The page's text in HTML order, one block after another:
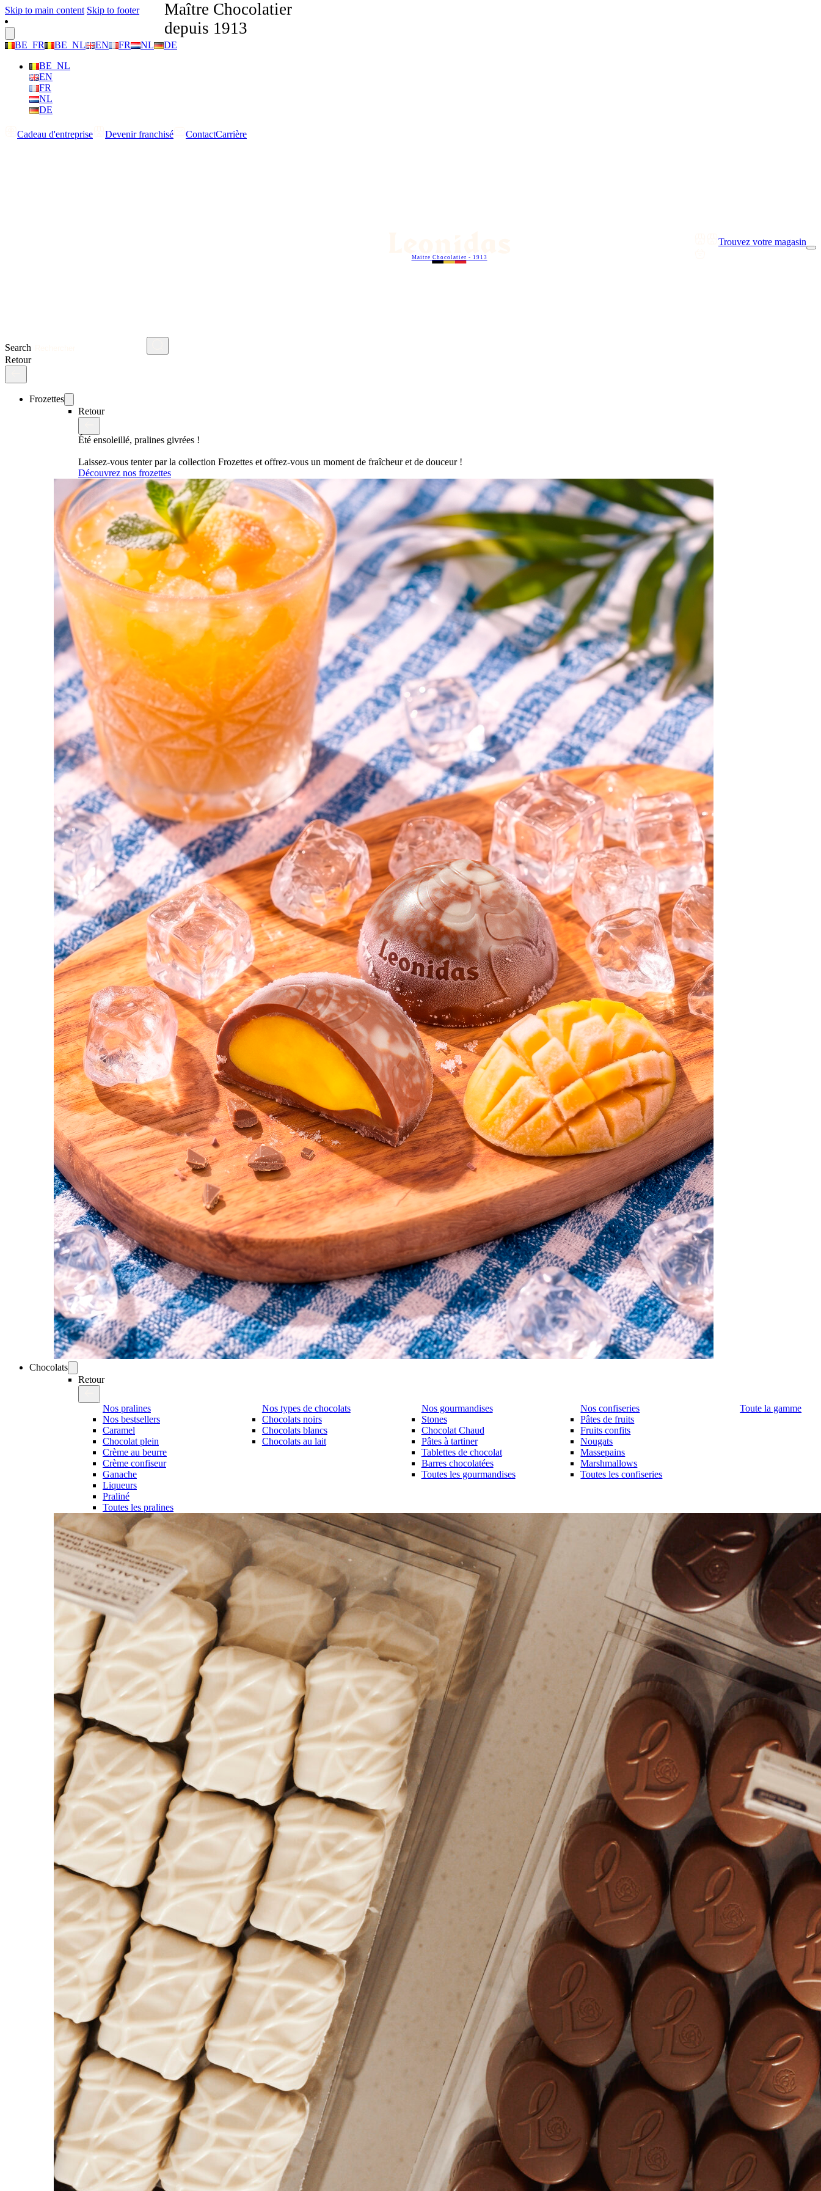
Skip to main content Skip to footer
BE_FR BE_NL EN FR NL
DE
BE_NL
EN
FR
NL
DE
Cadeau d'entreprise Devenir franchisé ContactCarrière
Search
Maitre Chocolatier - 1913
Trouvez votre magasin
Retour
Frozettes
Retour
Été ensoleillé, pralines givrées !
Laissez-vous tenter par la collection Frozettes et offrez-vous un moment de fraîcheur et de douceur !
Découvrez nos frozettes
Chocolats
Retour
Nos pralines
Nos bestsellers
Caramel
Chocolat plein
Crème au beurre
Crème confiseur
Ganache
Liqueurs
Praliné
Toutes les pralines
Nos types de chocolats
Chocolats noirs
Chocolats blancs
Chocolats au lait
Nos gourmandises
Stones
Chocolat Chaud
Pâtes à tartiner
Tablettes de chocolat
Barres chocolatées
Toutes les gourmandises
Nos confiseries
Pâtes de fruits
Fruits confits
Nougats
Massepains
Marshmallows
Toutes les confiseries
Toute la gamme
Maître Chocolatier
depuis 1913